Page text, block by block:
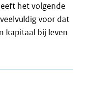
het volgende
voor dat
kapitaal bij leven